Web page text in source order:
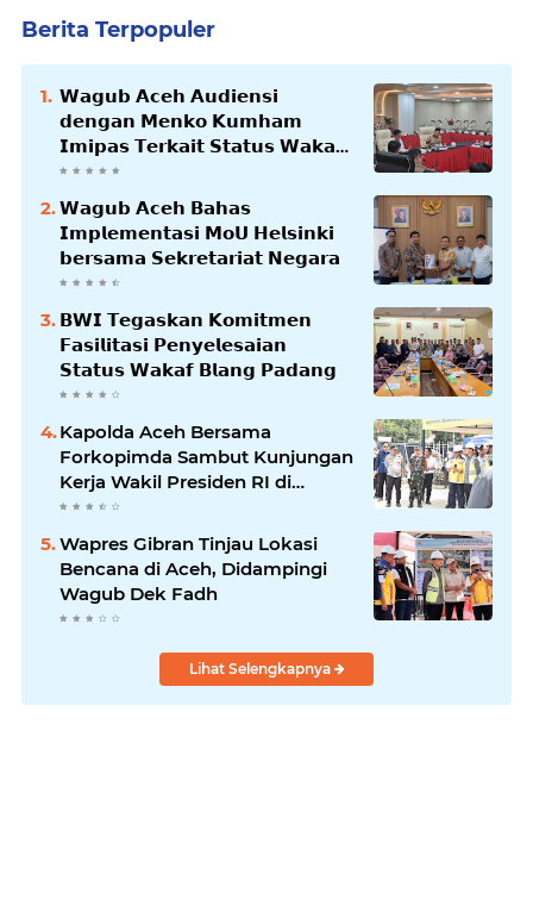
Berita Terpopuler
𝗪𝗮𝗴𝘂𝗯 𝗔𝗰𝗲𝗵 𝗔𝘂𝗱𝗶𝗲𝗻𝘀𝗶
𝗱𝗲𝗻𝗴𝗮𝗻 𝗠𝗲𝗻𝗸𝗼 𝗞𝘂𝗺𝗵𝗮𝗺
𝗜𝗺𝗶𝗽𝗮𝘀 𝗧𝗲𝗿𝗸𝗮𝗶𝘁 𝗦𝘁𝗮𝘁𝘂𝘀 𝗪𝗮𝗸𝗮𝗳
𝗕𝗹𝗮𝗻𝗴𝗽𝗮𝗱𝗮𝗻𝗴
𝗪𝗮𝗴𝘂𝗯 𝗔𝗰𝗲𝗵 𝗕𝗮𝗵𝗮𝘀
𝗜𝗺𝗽𝗹𝗲𝗺𝗲𝗻𝘁𝗮𝘀𝗶 𝗠𝗼𝗨 𝗛𝗲𝗹𝘀𝗶𝗻𝗸𝗶
𝗯𝗲𝗿𝘀𝗮𝗺𝗮 𝗦𝗲𝗸𝗿𝗲𝘁𝗮𝗿𝗶𝗮𝘁 𝗡𝗲𝗴𝗮𝗿𝗮
𝗕𝗪𝗜 𝗧𝗲𝗴𝗮𝘀𝗸𝗮𝗻 𝗞𝗼𝗺𝗶𝘁𝗺𝗲𝗻
𝗙𝗮𝘀𝗶𝗹𝗶𝘁𝗮𝘀𝗶 𝗣𝗲𝗻𝘆𝗲𝗹𝗲𝘀𝗮𝗶𝗮𝗻
𝗦𝘁𝗮𝘁𝘂𝘀 𝗪𝗮𝗸𝗮𝗳 𝗕𝗹𝗮𝗻𝗴 𝗣𝗮𝗱𝗮𝗻𝗴
Kapolda Aceh Bersama
Forkopimda Sambut Kunjungan
Kerja Wakil Presiden RI di
Kabupaten Bireuen
Wapres Gibran Tinjau Lokasi
Bencana di Aceh, Didampingi
Wagub Dek Fadh
Lihat Selengkapnya